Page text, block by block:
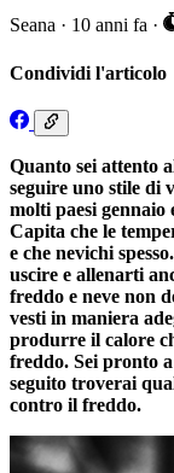
Seana · 10 anni fa ·
Condividi l'articolo
Quanto sei attento
seguire uno stile di
molti paesi gennaio
Capita che le
e che nevichi
uscire e allenarti
freddo e neve non
vesti in maniera
produrre il calore
freddo. Sei pronto
seguito troverai
contro il freddo.